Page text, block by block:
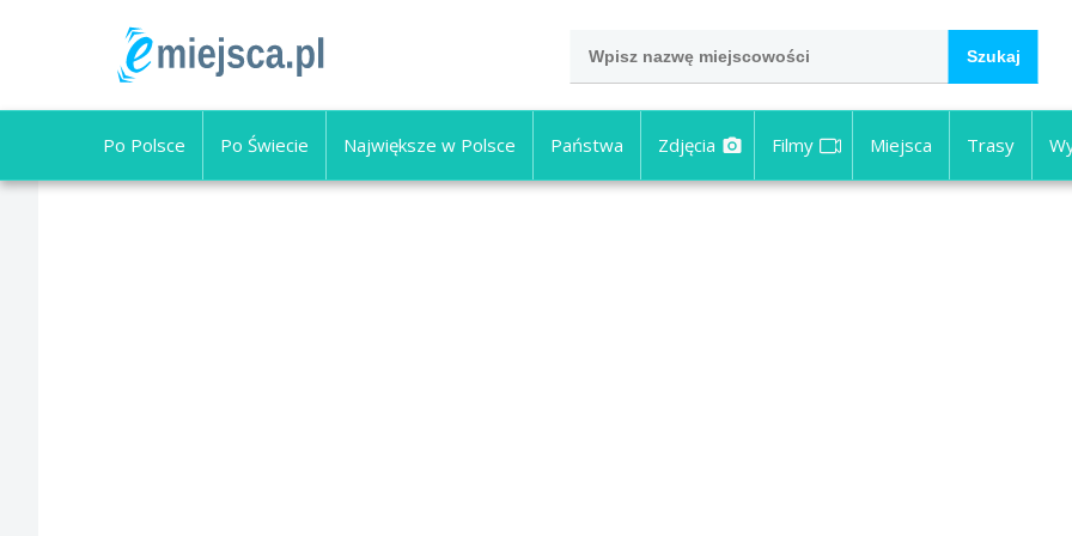
Po Polsce Po Świecie Największe w Polsce Państwa Zdjęcia Filmy Miejsca Trasy